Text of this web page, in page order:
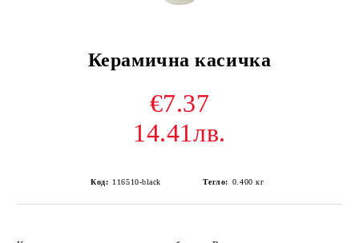
Керамична касичка
€7.37
14.41лв.
Код: 116510-black Тегло: 0.400 кг